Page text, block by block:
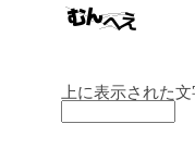
上に表示された